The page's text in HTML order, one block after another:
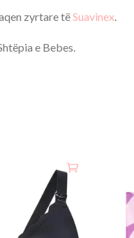
zyrtare të Suavinex
e Bebes.